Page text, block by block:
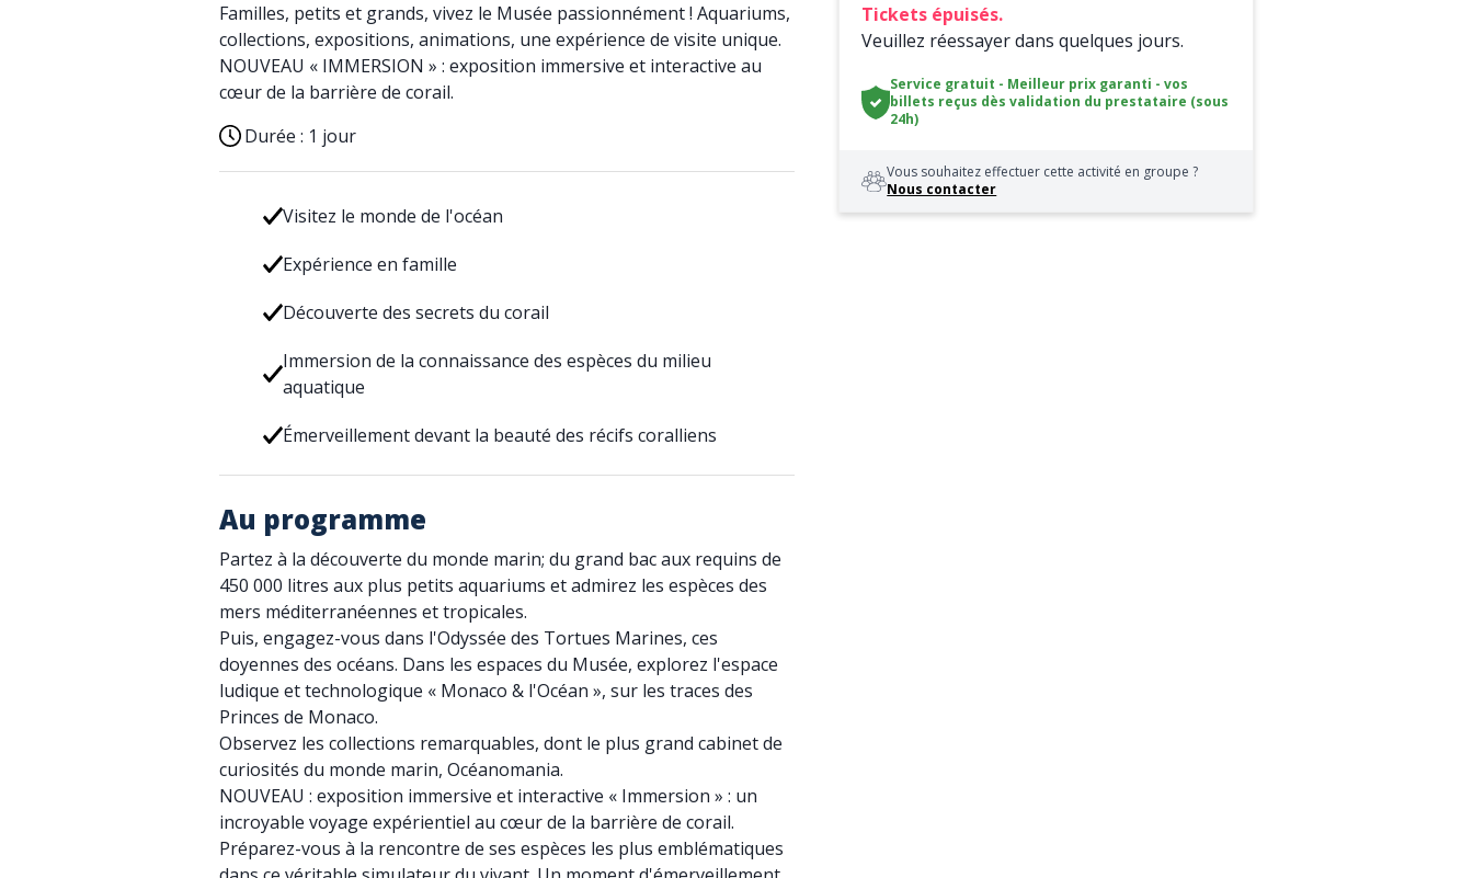
Familles, petits et grands, vivez le Musée passionnément ! Aquariums,
collections, expositions, animations, une expérience de visite unique.
NOUVEAU « IMMERSION » : exposition immersive et interactive au
cœur de la barrière de corail.
Durée : 1 jour
Visitez le monde de l'océan
Expérience en famille
Découverte des secrets du corail
Immersion de la connaissance des espèces du milieu
aquatique
Émerveillement devant la beauté des récifs coralliens
Au programme
Partez à la découverte du monde marin; du grand bac aux requins de
450 000 litres aux plus petits aquariums et admirez les espèces des
mers méditerranéennes et tropicales.
Puis, engagez-vous dans l'Odyssée des Tortues Marines, ces
doyennes des océans. Dans les espaces du Musée, explorez l'espace
ludique et technologique « Monaco & l'Océan », sur les traces des
Princes de Monaco.
Observez les collections remarquables, dont le plus grand cabinet de
curiosités du monde marin, Océanomania.
NOUVEAU : exposition immersive et interactive « Immersion » : un
incroyable voyage expérientiel au cœur de la barrière de corail.
Préparez-vous à la rencontre de ses espèces les plus emblématiques
Tickets épuisés.
Veuillez réessayer dans quelques jours.
Service gratuit - Meilleur prix garanti - vos
billets reçus dès validation du prestataire (sous
24h)
Vous souhaitez effectuer cette activité en groupe ?
Nous contacter